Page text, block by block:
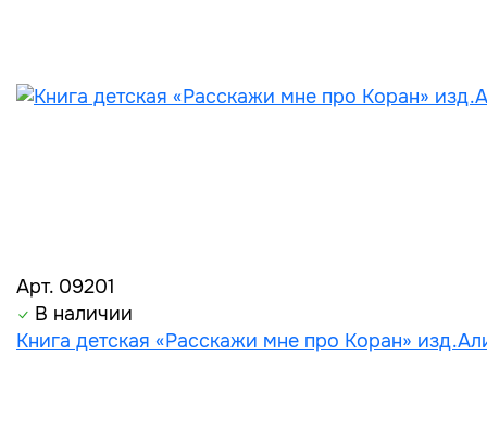
Арт. 09201
В наличии
Книга детская «Расскажи мне про Коран»